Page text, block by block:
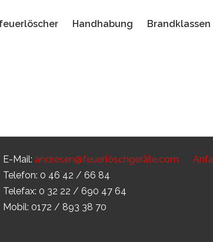
Handhabung Brandklassen
E-Mail: andresen@feuerlöschgeräte.com
Telefon: 0 46 42 / 66 84
Telefax: 0 32 22 / 690 47 64
Mobil: 0172 / 893 38 70